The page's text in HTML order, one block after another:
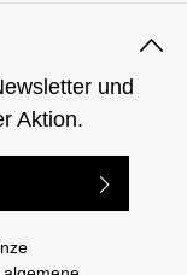
und
Aktion.